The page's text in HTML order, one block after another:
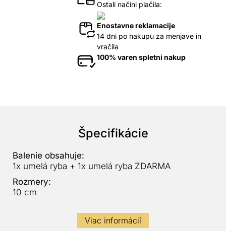
Ostali načini plačila:
Enostavne reklamacije
14 dni po nakupu za menjave in
vračila
100% varen spletni nakup
Špecifikácie
Balenie obsahuje:
1x umelá ryba + 1x umelá ryba ZDARMA
Rozmery:
10 cm
Viac informácií